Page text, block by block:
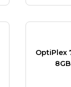
OptiPlex